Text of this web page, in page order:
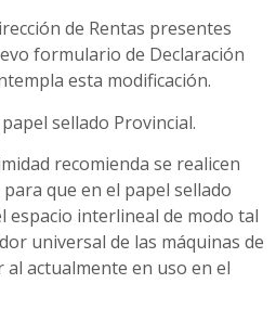
de Rentas presentes
formulario de Declaración
esta modificación.
sellado Provincial.
recomienda se realicen
que en el papel sellado
espacio interlineal de modo tal
universal de las máquinas de
actualmente en uso en el